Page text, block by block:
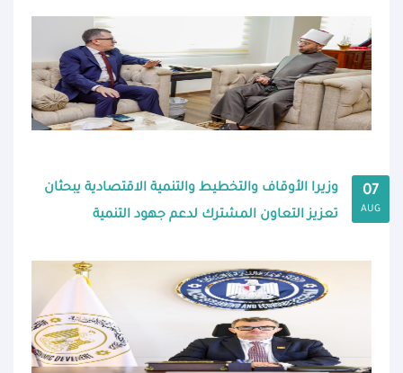
07
AUG
وزيرا الأوقاف والتخطيط والتنمية الاقتصادية يبحثان
تعزيز التعاون المشترك لدعم جهود التنمية